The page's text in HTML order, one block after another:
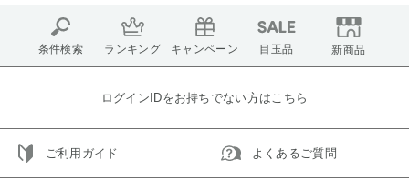
条件検索 ランキング キャンペーン 目玉品 新商品
ログインIDをお持ちでない方はこちら
ご利用ガイド よくあるご質問